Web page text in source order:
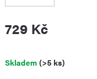
729 Kč
Měrná
Skladem (>5 ks)